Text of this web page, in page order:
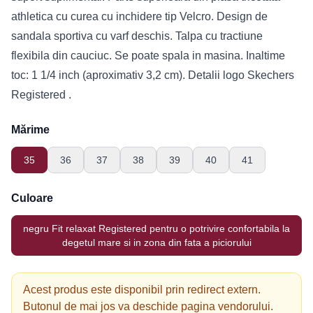
athletica cu curea cu inchidere tip Velcro. Design de
sandala sportiva cu varf deschis. Talpa cu tractiune
flexibila din cauciuc. Se poate spala in masina. Inaltime
toc: 1 1/4 inch (aproximativ 3,2 cm). Detalii logo Skechers
Registered .
Mărime
35 36 37 38 39 40 41
Culoare
negru Fit relaxat Registered pentru o potrivire confortabila la
degetul mare si in zona din fata a piciorului
Acest produs este disponibil prin redirect extern.
Butonul de mai jos va deschide pagina vendorului.